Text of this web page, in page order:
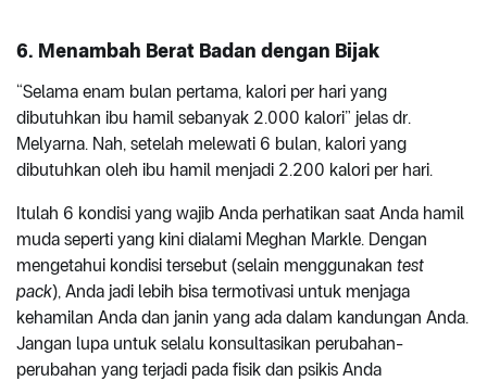
6. Menambah Berat Badan dengan Bijak
“Selama enam bulan pertama, kalori per hari yang
dibutuhkan ibu hamil sebanyak 2.000 kalori” jelas dr.
Melyarna. Nah, setelah melewati 6 bulan, kalori yang
dibutuhkan oleh ibu hamil menjadi 2.200 kalori per hari.
Itulah 6 kondisi yang wajib Anda perhatikan saat Anda hamil
muda seperti yang kini dialami Meghan Markle. Dengan
mengetahui kondisi tersebut (selain menggunakan test
pack), Anda jadi lebih bisa termotivasi untuk menjaga
kehamilan Anda dan janin yang ada dalam kandungan Anda.
Jangan lupa untuk selalu konsultasikan perubahan-
perubahan yang terjadi pada fisik dan psikis Anda